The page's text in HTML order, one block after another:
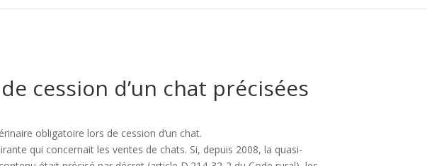
cession d’un chat précisées
obligatoire lors de cession d’un chat.
qui concernait les ventes de chats. Si, depuis 2008, la quasi-